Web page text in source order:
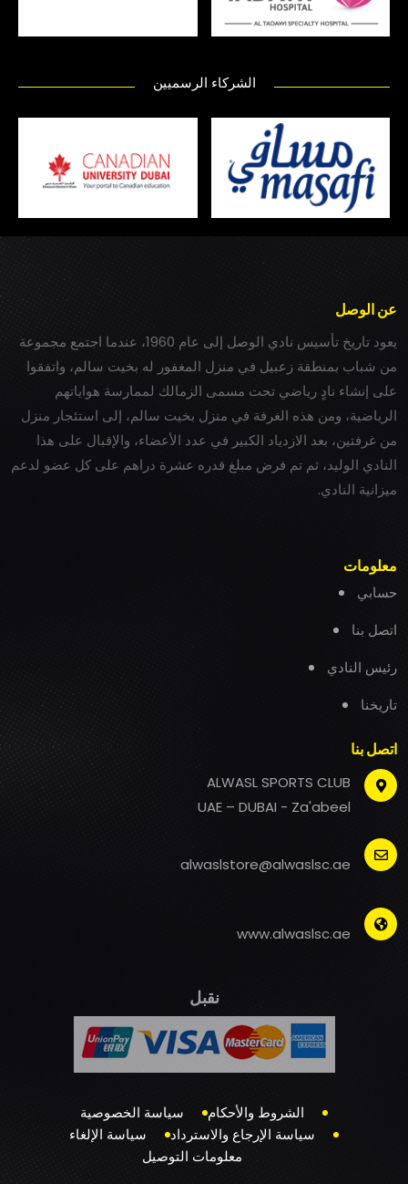
الشركاء الرسميين
عن الوصل
يعود تاريخ تأسيس نادي الوصل إلى عام 1960، عندما اجتمع مجموعة
من شباب بمنطقة زعبيل في منزل المغفور له بخيت سالم، واتفقوا
على إنشاء نادٍ رياضي تحت مسمى الزمالك لممارسة هواياتهم
الرياضية، ومن هذه الغرفة في منزل بخيت سالم، إلى استئجار منزل
من غرفتين، بعد الازدياد الكبير في عدد الأعضاء، والإقبال على هذا
النادي الوليد، ثم تم فرض مبلغ قدره عشرة دراهم على كل عضو لدعم
ميزانية النادي.
معلومات
حسابي
اتصل بنا
رئيس النادي
تاريخنا
اتصل بنا
ALWASL SPORTS CLUB
UAE – DUBAI - Za'abeel
alwaslstore@alwaslsc.ae
www.alwaslsc.ae
نقبل
الشروط والأحكام
سياسة الخصوصية
سياسة الإرجاع والاسترداد
سياسة الإلغاء
معلومات التوصيل